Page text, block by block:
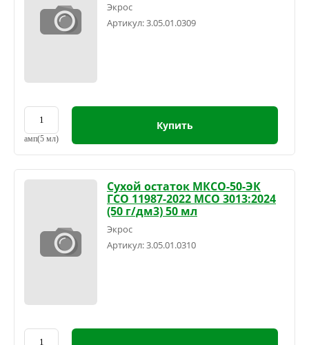
Экрос
Артикул:3.05.01.0309
амп(5 мл)
Купить
Сухой остаток МКСО-50-ЭК
ГСО 11987-2022 МСО 3013:2024
(50 г/дм3) 50 мл
Экрос
Артикул:3.05.01.0310